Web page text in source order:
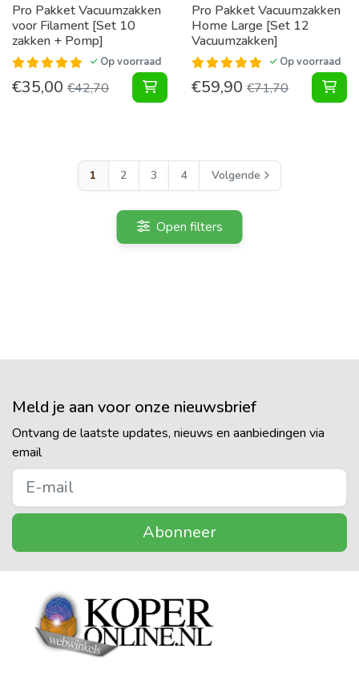
Pro Pakket Vacuumzakken
voor Filament [Set 10
zakken + Pomp]
Op voorraad
€35,00 €42,70 Pakket Vacuumzakken voor
Pro Pakket Vacuumzakken
Home Large [Set 12
Vacuumzakken]
Op voorraad
€59,90 €71,70
1 2 3 4 Volgende
Open filters
Meld je aan voor onze nieuwsbrief
Ontvang de laatste updates, nieuws en aanbiedingen via
email
Abonneer